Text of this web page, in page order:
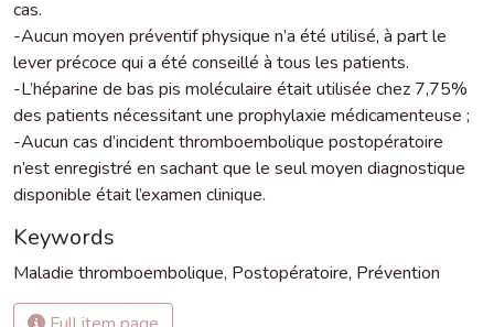
cas.
-Aucun moyen préventif physique n’a été utilisé, à part le
lever précoce qui a été conseillé à tous les patients.
-L’héparine de bas pis moléculaire était utilisée chez 7,75%
des patients nécessitant une prophylaxie médicamenteuse ;
-Aucun cas d’incident thromboembolique postopératoire
n’est enregistré en sachant que le seul moyen diagnostique
disponible était l’examen clinique.
Keywords
Maladie thromboembolique, Postopératoire, Prévention